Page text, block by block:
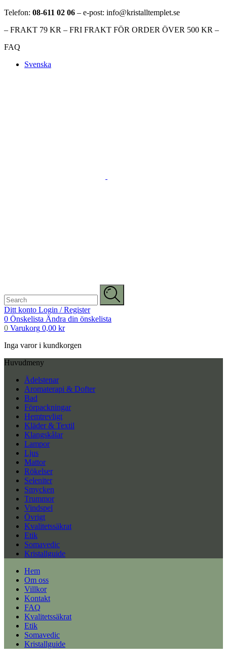
Telefon: 08-611 02 06 – e-post: info@kristalltemplet.se
– FRAKT 79 KR – FRI FRAKT FÖR ORDER ÖVER 500 KR –
FAQ
Svenska
for:
Ditt konto Login / Register
0 Önskelista Ändra din önskelista
0 Varukorg 0,00 kr
Inga varor i kundkorgen
Huvudmeny
Ädelstenar
Aromaterapi & Dofter
Bad
Förpackningar
Hemtrevligt
Kläder & Textil
Klangskålar
Lampor
Ljus
Mattor
Rökelser
Seleniter
Smycken
Trummor
Vindspel
Övrigt
Kvalitetssäkrat
Etik
Somavedic
Kristallguide
Hem
Om oss
Villkor
Kontakt
FAQ
Kvalitetssäkrat
Etik
Somavedic
Kristallguide